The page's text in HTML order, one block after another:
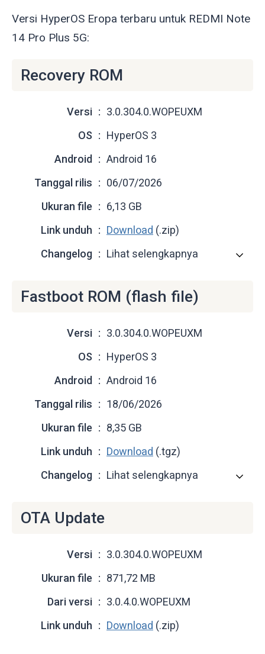
Versi HyperOS Eropa terbaru untuk REDMI Note
14 Pro Plus 5G:
Recovery ROM
Versi
3.0.304.0.WOPEUXM
OS
HyperOS 3
Android
Android 16
Tanggal rilis
06/07/2026
Ukuran file
6,13 GB
Link unduh
Download (.zip)
Changelog
Lihat selengkapnya
Fastboot ROM (flash file)
Versi
3.0.304.0.WOPEUXM
OS
HyperOS 3
Android
Android 16
Tanggal rilis
18/06/2026
Ukuran file
8,35 GB
Link unduh
Download (.tgz)
Changelog
Lihat selengkapnya
OTA Update
Versi
3.0.304.0.WOPEUXM
Ukuran file
871,72 MB
Dari versi
3.0.4.0.WOPEUXM
Link unduh
Download (.zip)